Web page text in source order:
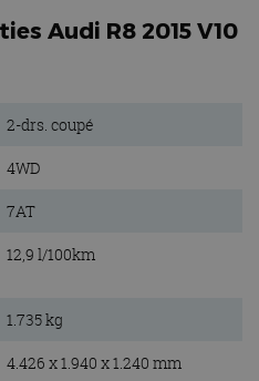
Audi R8 2015 V10
2-drs. coupé
4WD
7AT
12,9 l/100km
1.735 kg
4.426 x 1.940 x 1.240 mm